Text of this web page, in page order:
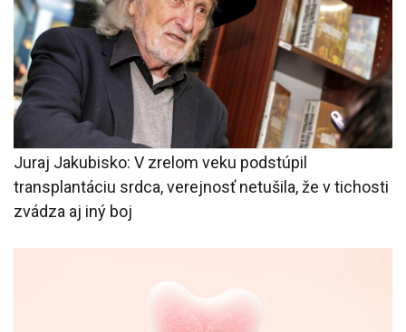
Juraj Jakubisko: V zrelom veku podstúpil
transplantáciu srdca, verejnosť netušila, že v tichosti
zvádza aj iný boj